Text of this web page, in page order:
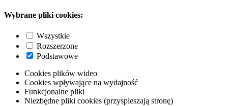
Wybrane pliki cookies:
Wszystkie
Rozszerzone
Podstawowe
Cookies plików wideo
Cookies wpływające na wydajność
Funkcjonalne pliki
Niezbędne pliki cookies (przyspieszają stronę)